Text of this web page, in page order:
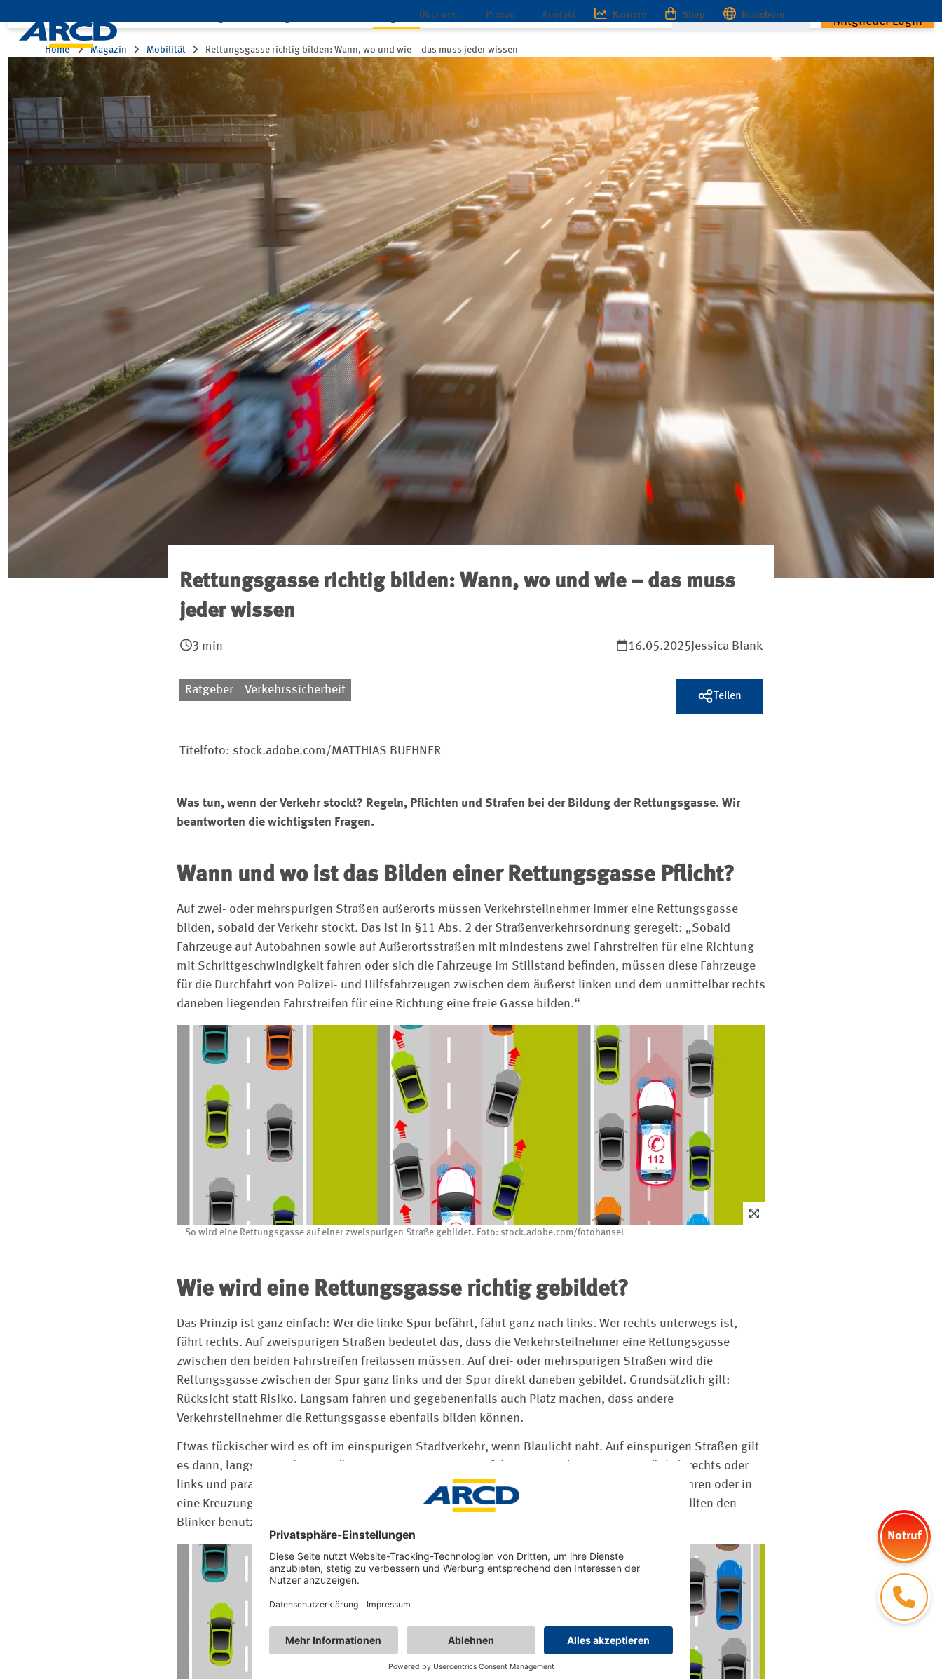
Über uns Presse Kontakt Karriere Shop Reisebüro
Infothek Mitglieder Login
Home Magazin Mobilität Rettungsgasse richtig bilden: Wann, wo und wie – das muss jeder wissen
Rettungsgasse richtig bilden: Wann, wo und wie – das muss
jeder wissen
3 min 16.05.2025 Jessica Blank
Ratgeber Verkehrssicherheit Teilen
Titelfoto: stock.adobe.com/MATTHIAS BUEHNER
Was tun, wenn der Verkehr stockt? Regeln, Pflichten und Strafen bei der Bildung der Rettungsgasse. Wir
beantworten die wichtigsten Fragen.
Wann und wo ist das Bilden einer Rettungsgasse Pflicht?
Auf zwei- oder mehrspurigen Straßen außerorts müssen Verkehrsteilnehmer immer eine Rettungsgasse
bilden, sobald der Verkehr stockt. Das ist in §11 Abs. 2 der Straßenverkehrsordnung geregelt: „Sobald
Fahrzeuge auf Autobahnen sowie auf Außerortsstraßen mit mindestens zwei Fahrstreifen für eine Richtung
mit Schrittgeschwindigkeit fahren oder sich die Fahrzeuge im Stillstand befinden, müssen diese Fahrzeuge
für die Durchfahrt von Polizei- und Hilfsfahrzeugen zwischen dem äußerst linken und dem unmittelbar rechts
daneben liegenden Fahrstreifen für eine Richtung eine freie Gasse bilden.“
So wird eine Rettungsgasse auf einer zweispurigen Straße gebildet. Foto: stock.adobe.com/fotohansel
Wie wird eine Rettungsgasse richtig gebildet?
Das Prinzip ist ganz einfach: Wer die linke Spur befährt, fährt ganz nach links. Wer rechts unterwegs ist,
fährt rechts. Auf zweispurigen Straßen bedeutet das, dass die Verkehrsteilnehmer eine Rettungsgasse
zwischen den beiden Fahrstreifen freilassen müssen. Auf drei- oder mehrspurigen Straßen wird die
Rettungsgasse zwischen der Spur ganz links und der Spur direkt daneben gebildet. Grundsätzlich gilt:
Rücksicht statt Risiko. Langsam fahren und gegebenenfalls auch Platz machen, dass andere
Verkehrsteilnehmer die Rettungsgasse ebenfalls bilden können.
Etwas tückischer wird es oft im einspurigen Stadtverkehr, wenn Blaulicht naht. Auf einspurigen Straßen gilt
es dann, langsam und wenn nötig ein paar Meter weiterzufahren, um sich so weit wie möglich rechts oder
links und parallel zur Fahrbahn einzuordnen. Im Zweifel darf dafür auch eine rote Ampel überfahren oder in
eine Kreuzung eingefahren werden. Andere müssen auf ihren Vorrang verzichten. Autofahrer sollten den
Blinker benutzen, um den Einsatzkräften zu zeigen, wohin sie ausweichen möchten.
Notruf
Kontakt